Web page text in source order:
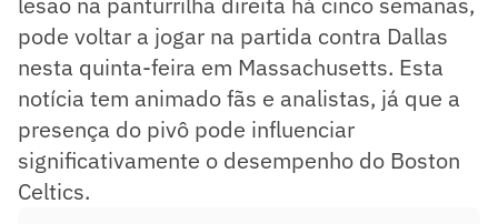
pode voltar a jogar na partida contra Dallas
nesta quinta-feira em Massachusetts. Esta
notícia tem animado fãs e analistas, já que a
presença do pivô pode influenciar
significativamente o desempenho do Boston
Celtics.